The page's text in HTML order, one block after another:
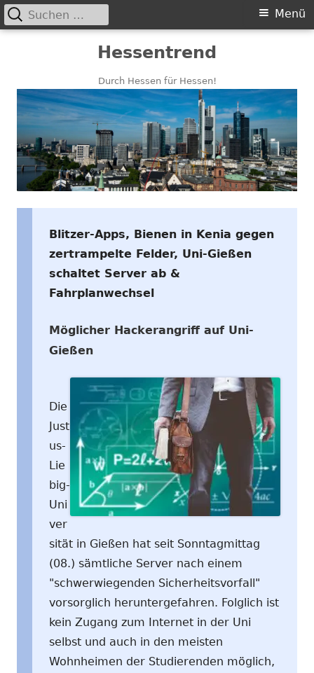
Hessentrend
Durch Hessen für Hessen!
Primäres
Menü
Suchen
nach:
Blitzer-Apps, Bienen in Kenia gegen
zertrampelte Felder, Uni-Gießen
schaltet Server ab &
Fahrplanwechsel
Möglicher Hackerangriff auf Uni-
Gießen
Die
Just
us-
Lie
big-
Uni
ver
sität in Gießen hat seit Sonntagmittag
(08.) sämtliche Server nach einem
"schwerwiegenden Sicherheitsvorfall"
vorsorglich heruntergefahren. Folglich ist
kein Zugang zum Internet in der Uni
selbst und auch in den meisten
Wohnheimen der Studierenden möglich,